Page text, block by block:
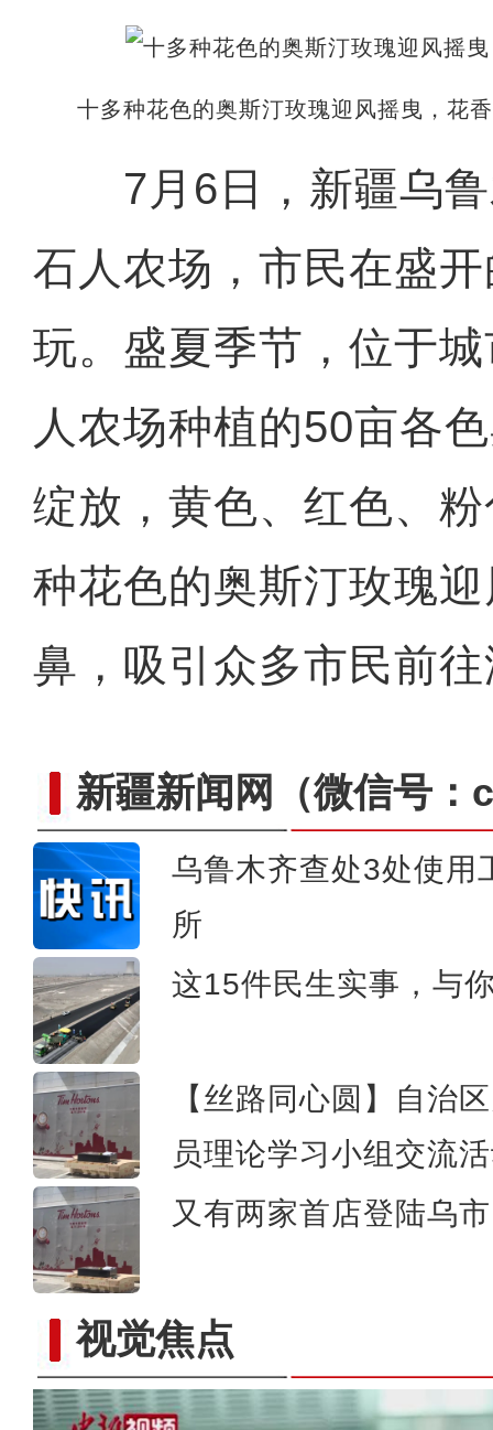
十多种花色的奥斯汀玫瑰迎风摇曳，花
7月6日，新疆乌鲁
石人农场，市民在盛
玩。盛夏季节，位于
人农场种植的50亩各
绽放，黄色、红色、
种花色的奥斯汀玫瑰
鼻，吸引众多市民前
新疆新闻网 （微信号
乌鲁木齐查处3处使用
所
这15件民生实事，与
【丝路同心圆】自治
员理论学习小组交流
又有两家首店登陆乌
视觉焦点
新疆昌吉州呼图壁县：小
新疆莎车县十万亩万